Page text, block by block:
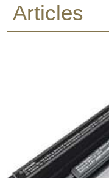
Articles